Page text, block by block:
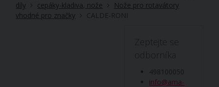
díly
cepáky-kladiva, nože
Nože pro rotavátory
vhodné pro značky
CALDE-RONI
Zeptejte se
odborníka
498100050
info@ama-